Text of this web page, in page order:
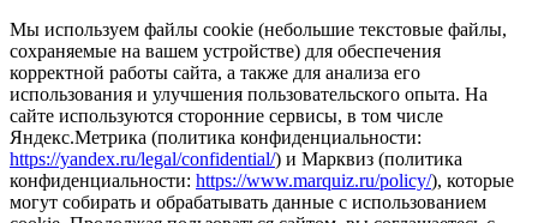
Мы используем файлы cookie (небольшие текстовые файлы,
сохраняемые на вашем устройстве) для обеспечения
корректной работы сайта, а также для анализа его
использования и улучшения пользовательского опыта. На
сайте используются сторонние сервисы, в том числе
Яндекс.Метрика (политика конфиденциальности:
https://yandex.ru/legal/confidential/) и Марквиз (политика
конфиденциальности: https://www.marquiz.ru/policy/), которые
могут собирать и обрабатывать данные с использованием